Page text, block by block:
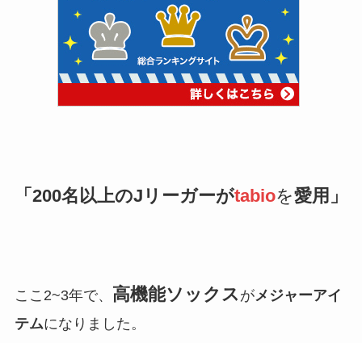
「200名以上のJリーガーがtabioを愛用」
ここ2~3年で、 高機能ソックス がメジャーアイ
テムになりました。